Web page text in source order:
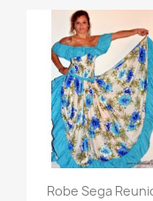
Aperçu
Robe Sega